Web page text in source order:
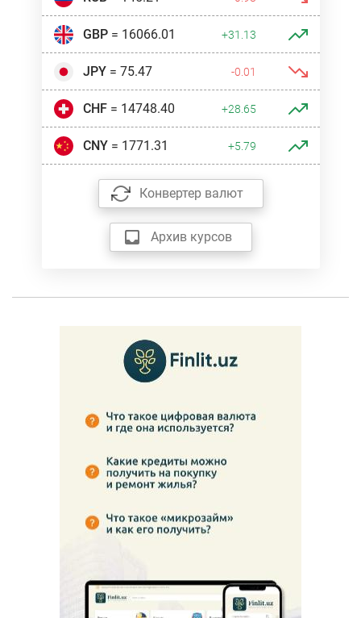
GBP= 16066.01 +31.13
JPY= 75.47 -0.01
CHF= 14748.40 +28.65
CNY= 1771.31 +5.79
Конвертер валют
Архив курсов